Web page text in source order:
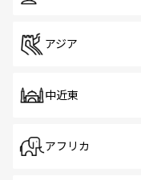
アジア
中近東
アフリカ